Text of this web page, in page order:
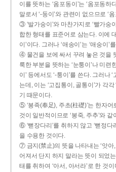
이를 뜻하는 ‘옴포동이’는 ‘옴포동하
말로서 ‘-둥이’와 관련이 없으므로 ‘
③ ‘발가숭이’와 마찬가지로 ‘빨가숭
합한 형태를 표준어로 삼는다. 이에
이’이다. 그러나 ‘애송이’는 ‘애숭이’
④ 물건을 보에 싸서 꾸려 놓은 것을
룩한 부분을 뜻하는 ‘눈퉁이’나 미련
이’ 등에서도 ‘-퉁이’를 쓴다. 그러나
는데, 이는 ‘고집통이, 골통이’가 각각
기 때문이다.
⑤ ‘봉족(奉足), 주초(柱礎)’는 한자
것이 일반적이므로 ‘봉죽, 주추’와
⑥ ‘뻗장다리’를 취하지 않고 ‘뻗정다
을 수용한 것이다.
⑦ 금지(禁止)의 뜻을 나타내는 ‘앗아
어져서 단지 하지 말라는 뜻이 되었
태를 취하여 ‘아서, 아서라’로 한 것